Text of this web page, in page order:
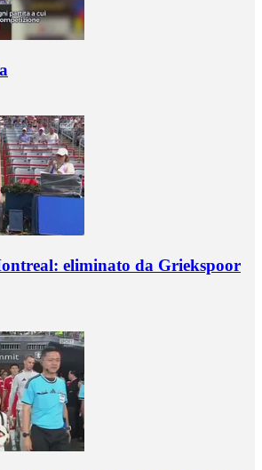
eliminato da Griekspoor